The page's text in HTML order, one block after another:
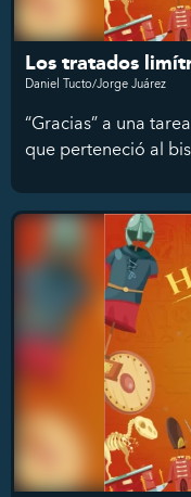
Los tratados
Daniel Tucto/Jorge Juárez
“Gracias” a una
que perteneció al